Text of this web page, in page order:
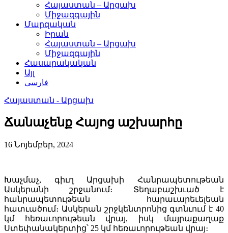
Հայաստան – Արցախ
Միջազգային
Մարզական
Իրան
Հայաստան – Արցախ
Միջազգային
Հասարակական
Այլ
فارسی
Հայաստան - Արցախ
Ճանաչենք Հայոց աշխարհը
16 Նոյեմբեր, 2024
Խաչմաչ, գիւղ Արցախի Հանրապետութեան
Ասկերանի շրջանում։ Տեղաբաշխւած է
հանրապետութեան հարաւարեւելեան
հատւածում։ Ասկերան շրջկենտրոնից գտնւում է 40
կմ հեռաւորութեան վրայ, իսկ մայրաքաղաք
Ստեփանակերտից՝ 25 կմ հեռաւորութեան վրայ։